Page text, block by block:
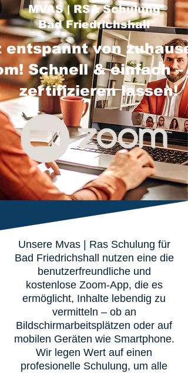
MVAS | RSA Schulung
Bad Friedrichshall
entspannt von
Schnell & einfach –
zertifizieren lassen!
Unsere Mvas | Ras Schulung für
Bad Friedrichshall nutzen eine die
benutzerfreundliche und
kostenlose Zoom-App, die es
ermöglicht, Inhalte lebendig zu
vermitteln – ob an
Bildschirmarbeitsplätzen oder auf
mobilen Geräten wie Smartphone.
Wir legen Wert auf einen
profesionelle Schulung, um alle